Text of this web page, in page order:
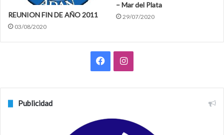
REUNION FIN DE AÑO 2011
03/08/2020
– Mar del Plata
29/07/2020
e
I
t
Publicidad